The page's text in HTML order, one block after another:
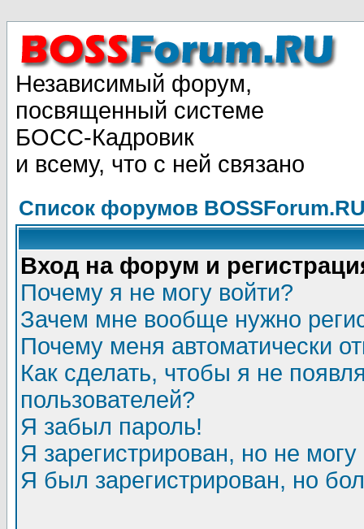
Независимый форум,
посвященный системе
БОСС-Кадровик
и всему, что с ней связано
Список форумов
Вход на форум и
Почему я не могу войти?
Зачем мне вообще нужно
Почему меня автоматически
Как сделать, чтобы я не
пользователей?
Я забыл пароль!
Я зарегистрирован, но не могу
Я был зарегистрирован, но